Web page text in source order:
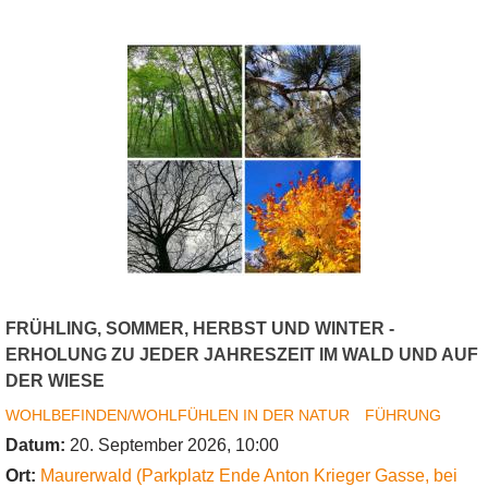
Waldführung
FRÜHLING, SOMMER, HERBST UND WINTER -
ERHOLUNG ZU JEDER JAHRESZEIT IM WALD UND AUF
DER WIESE
WOHLBEFINDEN/WOHLFÜHLEN IN DER NATUR FÜHRUNG
Datum: 20. September 2026, 10:00
Ort: Maurerwald (Parkplatz Ende Anton Krieger Gasse, bei